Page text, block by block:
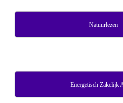
Natuurlezen
Energetisch Zakelijk